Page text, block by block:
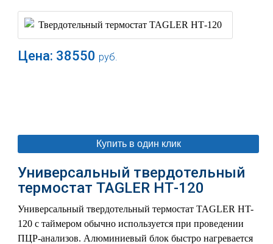
Цена: 38550 руб.
Купить в один клик
Универсальный твердотельный
термостат TAGLER НТ-120
Универсальный твердотельный термостат TAGLER HT-
120 с таймером обычно используется при проведении
ПЦР-анализов. Алюминиевый блок быстро нагревается